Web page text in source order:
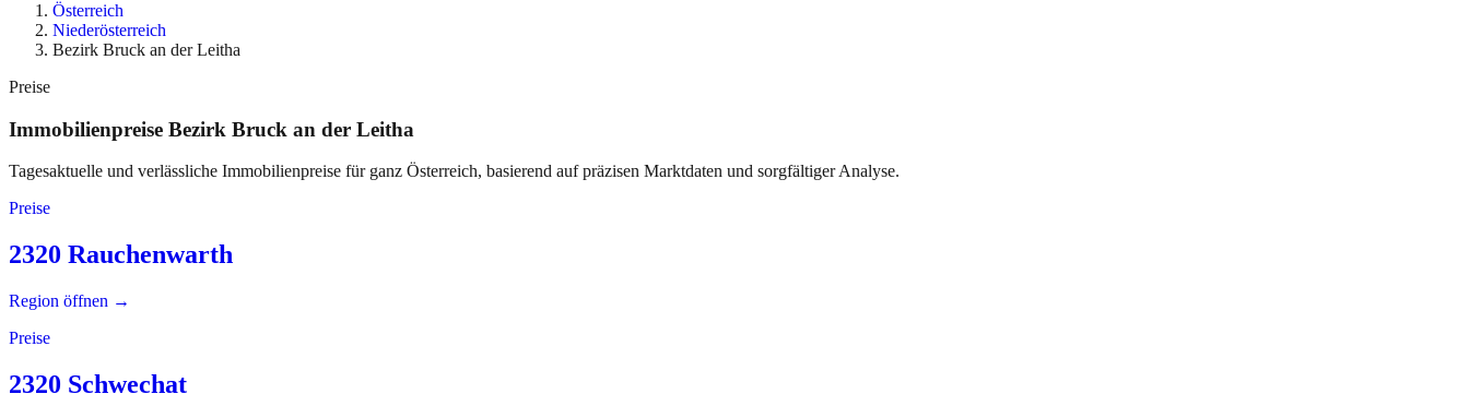
Österreich
Niederösterreich
Bezirk Bruck an der Leitha
Preise
Immobilienpreise Bezirk Bruck an der Leitha
Tagesaktuelle und verlässliche Immobilienpreise für ganz Österreich, basierend auf präzisen Marktdaten und sorgfältiger Analyse.
Preise
2320 Rauchenwarth
Region öffnen →
Preise
2320 Schwechat